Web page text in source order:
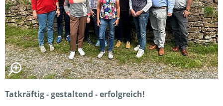
Tatkräftig - gestaltend - erfolgreich!